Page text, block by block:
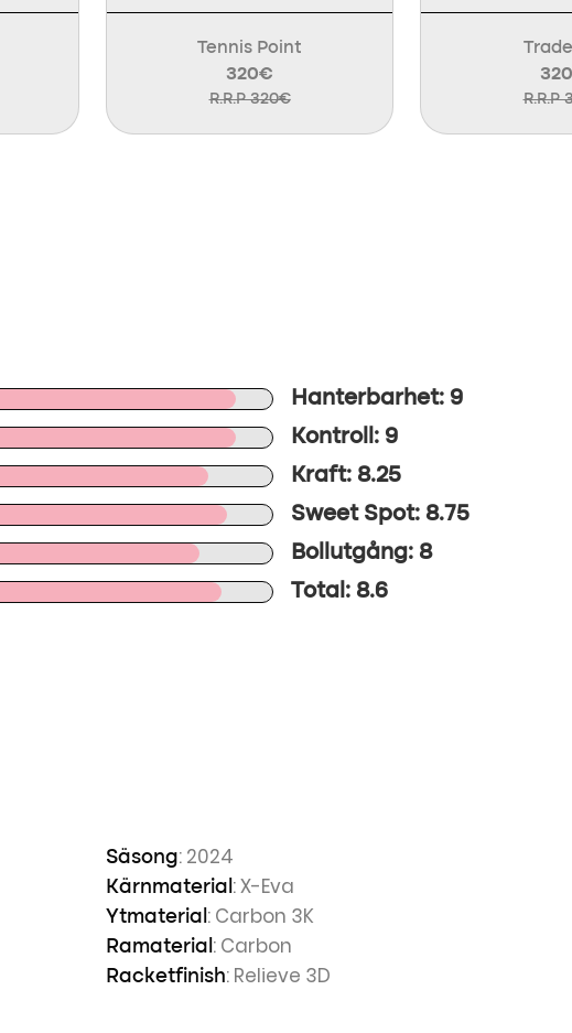
Tennis Point
320€
R.R.P 320€ R.R.P
Hanterbarhet: 9
Kontroll: 9
Kraft: 8.25
Sweet Spot: 8.75
Bollutgång: 8
Total: 8.6
Säsong: 2024
Kärnmaterial : X-Eva
Ytmaterial : Carbon 3K
Ramaterial : Carbon
Racketfinish: Relieve 3D